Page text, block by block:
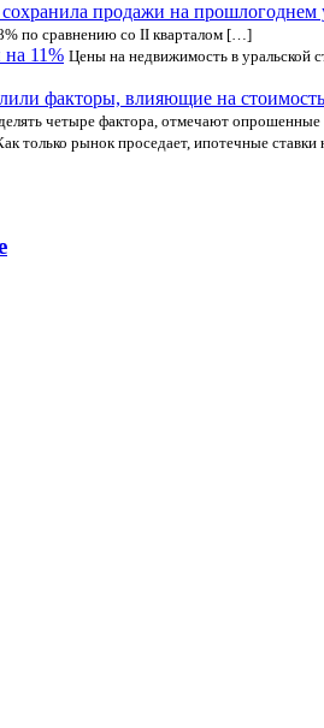
продажи на прошлогоднем
по сравнению со II кварталом […]
11% Цены на недвижимость в уральской
факторы, влияющие на
четыре фактора, отмечают
только рынок проседает, ипотечные ставки